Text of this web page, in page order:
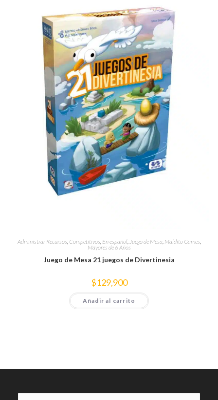
Administrar Recursos Competitivos En español, Juego de Mesa Maldito Games
Mayores de 6 Años
Juego de Mesa 21 juegos de Divertinesia
$129,900
Añadir al carrito